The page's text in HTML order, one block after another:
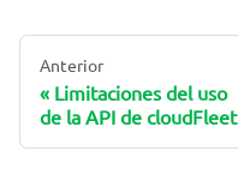
Anterior
Limitaciones del uso
de la API de cloudFleet